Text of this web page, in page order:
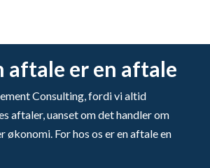
aftale er en aftale
Consulting, fordi vi altid
aftaler, uanset om det handler om
økonomi. For hos os er en aftale en